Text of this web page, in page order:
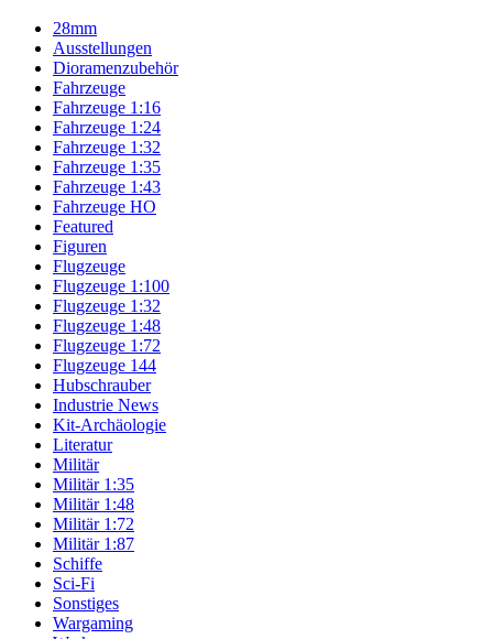
28mm
Ausstellungen
Dioramenzubehör
Fahrzeuge
Fahrzeuge 1:16
Fahrzeuge 1:24
Fahrzeuge 1:32
Fahrzeuge 1:35
Fahrzeuge 1:43
Fahrzeuge HO
Featured
Figuren
Flugzeuge
Flugzeuge 1:100
Flugzeuge 1:32
Flugzeuge 1:48
Flugzeuge 1:72
Flugzeuge 144
Hubschrauber
Industrie News
Kit-Archäologie
Literatur
Militär
Militär 1:35
Militär 1:48
Militär 1:72
Militär 1:87
Schiffe
Sci-Fi
Sonstiges
Wargaming